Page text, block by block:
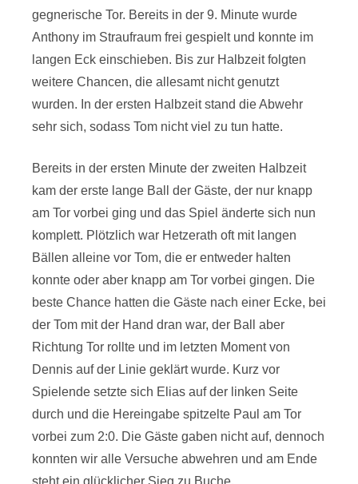
gegnerische Tor. Bereits in der 9. Minute wurde
Anthony im Straufraum frei gespielt und konnte im
langen Eck einschieben. Bis zur Halbzeit folgten
weitere Chancen, die allesamt nicht genutzt
wurden. In der ersten Halbzeit stand die Abwehr
sehr sich, sodass Tom nicht viel zu tun hatte.
Bereits in der ersten Minute der zweiten Halbzeit
kam der erste lange Ball der Gäste, der nur knapp
am Tor vorbei ging und das Spiel änderte sich nun
komplett. Plötzlich war Hetzerath oft mit langen
Bällen alleine vor Tom, die er entweder halten
konnte oder aber knapp am Tor vorbei gingen. Die
beste Chance hatten die Gäste nach einer Ecke, bei
der Tom mit der Hand dran war, der Ball aber
Richtung Tor rollte und im letzten Moment von
Dennis auf der Linie geklärt wurde. Kurz vor
Spielende setzte sich Elias auf der linken Seite
durch und die Hereingabe spitzelte Paul am Tor
vorbei zum 2:0. Die Gäste gaben nicht auf, dennoch
konnten wir alle Versuche abwehren und am Ende
steht ein glücklicher Sieg zu Buche.